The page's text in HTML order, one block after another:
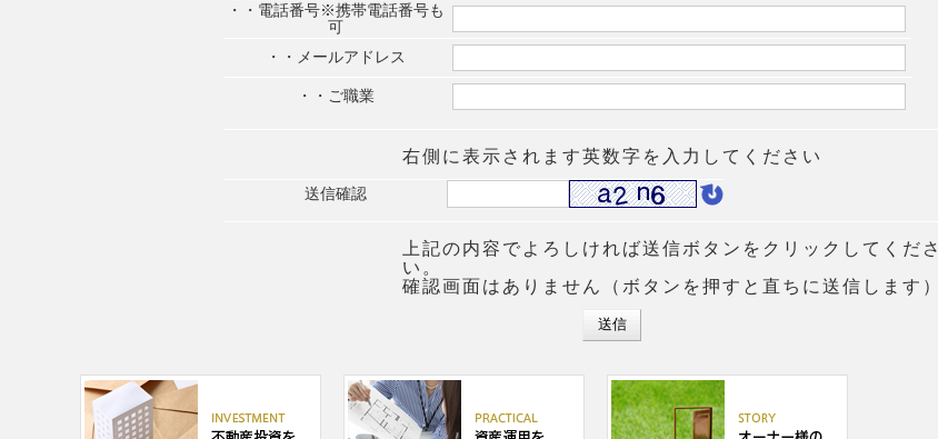
・・電話番号※携帯電話番号も
可
・・メールアドレス
・・ご職業
右側に表示されます英数字を入力してください
送信確認
上記の内容でよろしければ送信ボタンをクリックしてくださ
い。
確認画面はありません（ボタンを押すと直ちに送信します）